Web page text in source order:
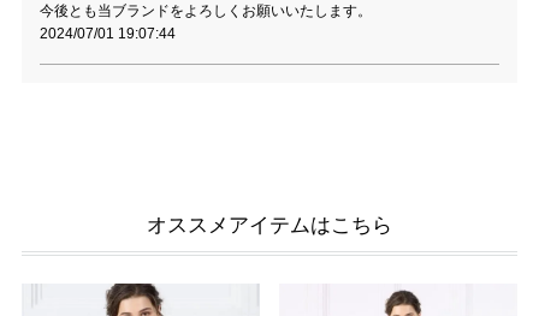
今後とも当ブランドをよろしくお願いいたします。
2024/07/01 19:07:44
オススメアイテムはこちら